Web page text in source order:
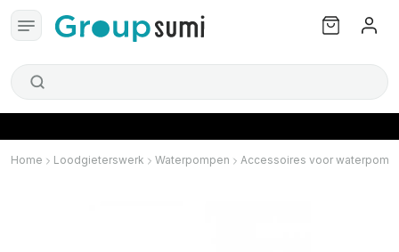
Home Loodgieterswerk Waterpompen Accessoires voor